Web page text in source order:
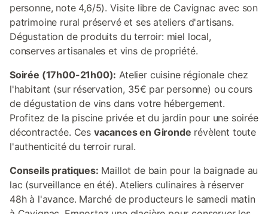
personne, note 4,6/5). Visite libre de Cavignac avec son
patrimoine rural préservé et ses ateliers d'artisans.
Dégustation de produits du terroir: miel local,
conserves artisanales et vins de propriété.
Soirée (17h00-21h00): Atelier cuisine régionale chez
l'habitant (sur réservation, 35€ par personne) ou cours
de dégustation de vins dans votre hébergement.
Profitez de la piscine privée et du jardin pour une soirée
décontractée. Ces vacances en Gironde révèlent toute
l'authenticité du terroir rural.
Conseils pratiques: Maillot de bain pour la baignade au
lac (surveillance en été). Ateliers culinaires à réserver
48h à l'avance. Marché de producteurs le samedi matin